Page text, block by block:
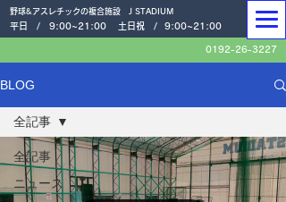
野球&アスレチックの複合施設 J STADIUM
平日 / 9:00~21:00 土日祝 / 9:00~21:00
0192-26-3227
BLOG
全記事
ニュース
全記事